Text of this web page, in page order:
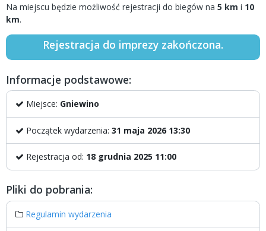
Na miejscu będzie możliwość rejestracji do biegów na 5 km i 10
km.
Rejestracja do imprezy zakończona.
Informacje podstawowe:
Miejsce: Gniewino
Początek wydarzenia: 31 maja 2026 13:30
Rejestracja od: 18 grudnia 2025 11:00
Pliki do pobrania:
Regulamin wydarzenia